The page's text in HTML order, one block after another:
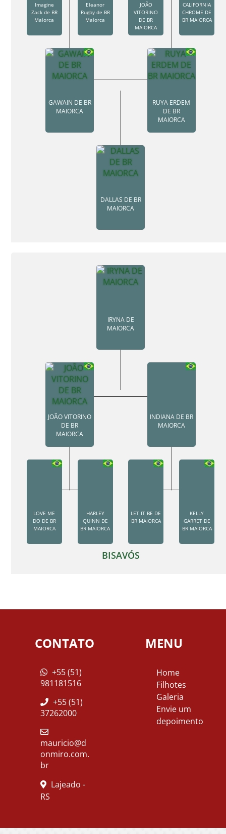
DALLAS DE BR
MAIORCA
GAWAIN DE BR
MAIORCA
RUYA ERDEM
DE BR
MAIORCA
Imagine
Zack de BR
Maiorca
Eleanor
Rugby de BR
Maiorca
JOÃO
VITORINO
DE BR
MAIORCA
CALIFORNIA
CHROME DE
BR MAIORCA
IRYNA DE
MAIORCA
JOÃO VITORINO
DE BR
MAIORCA
INDIANA DE BR
MAIORCA
LOVE ME
DO DE BR
MAIORCA
HARLEY
QUINN DE
BR MAIORCA
LET IT BE DE
BR MAIORCA
KELLY
GARRET DE
BR MAIORCA
BISAVÓS
CONTATO
+55 (51)
981181516
+55 (51)
37262000
mauricio@d
onmiro.com.
br
Lajeado -
RS
MENU
Home
Filhotes
Galeria
Envie um
depoimento